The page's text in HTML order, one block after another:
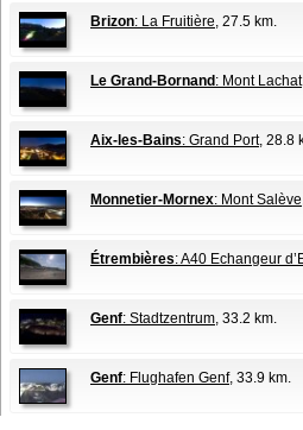
Brizon: La Fruitière, 27.5 km.
Le Grand-Bornand : Mont Lachat
Aix-les-Bains: Grand Port, 28.8
Monnetier-Mornex: Mont Salève
Étrembières: A40 Echangeur
Genf: Stadtzentrum, 33.2 km.
Genf: Flughafen Genf, 33.9 km.